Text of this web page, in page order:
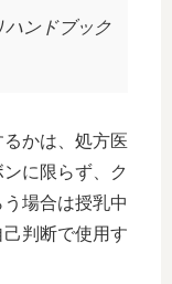
ハンドブック
かは、処方医
に限らず、ク
場合は授乳中
判断で使用す